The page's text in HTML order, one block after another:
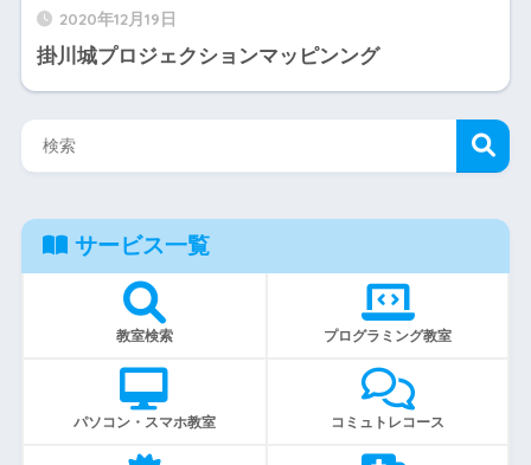
2020年12月19日
掛川城プロジェクションマッピンング
サービス一覧
教室検索 プログラミング教室
パソコン・スマホ教室 コミュトレコース